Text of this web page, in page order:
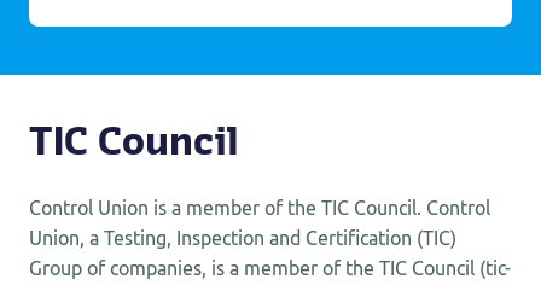
TIC Council
Control Union is a member of the TIC Council. Control
Union, a Testing, Inspection and Certification (TIC)
Group of companies, is a member of the TIC Council (tic-